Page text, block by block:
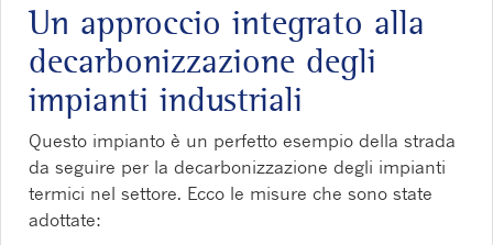
Un approccio integrato alla
decarbonizzazione degli
impianti industriali
Questo impianto è un perfetto esempio della strada
da seguire per la decarbonizzazione degli impianti
termici nel settore. Ecco le misure che sono state
adottate: